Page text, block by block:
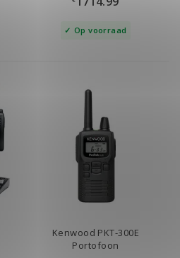
Op voorraad
Kenwood PKT-300E
Portofoon